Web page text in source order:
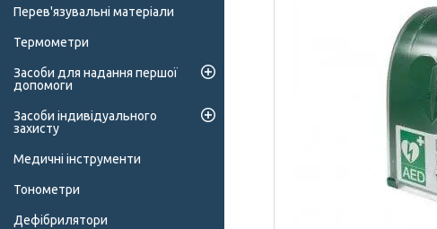
Перев'язувальні матеріали
Термометри
Засоби для надання першої
допомоги
Засоби індивідуального
захисту
Медичні інструменти
Тонометри
Дефібрилятори